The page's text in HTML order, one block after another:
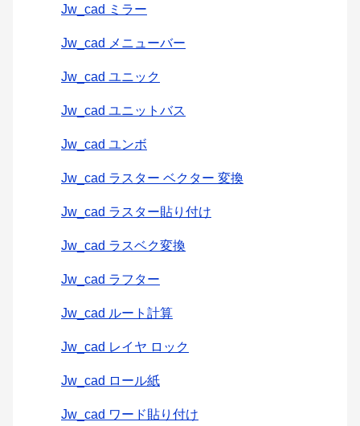
Jw_cad ミラー
Jw_cad メニューバー
Jw_cad ユニック
Jw_cad ユニットバス
Jw_cad ユンボ
Jw_cad ラスター ベクター 変換
Jw_cad ラスター貼り付け
Jw_cad ラスベク変換
Jw_cad ラフター
Jw_cad ルート計算
Jw_cad レイヤ ロック
Jw_cad ロール紙
Jw_cad ワード貼り付け